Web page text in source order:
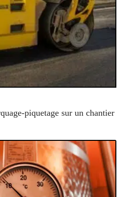
piquetage sur un chantier